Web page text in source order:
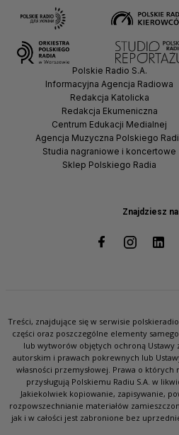
Znajdziesz
Polskie Radio S.A.
Informacyjna Agencja Radiowa
Redakcja Katolicka
Redakcja Ekumeniczna
Centrum Edukacji Medialnej
Agencja Muzyczna Polskiego
Studia nagraniowe i koncertowe
Sklep Polskiego Radia
Treści, znajdujące się w serwisie
części oraz poszczególne elementy
lub wytworów objętych ochroną Ustawy
autorskim i prawach pokrewnych lub
własności przemysłowej. Prawa o
przysługują Polskiemu Radiu S.A. w
Jakiekolwiek kopiowanie, zapisywanie,
rozpowszechnianie materiałów
jak i w całości jest zabronione bez